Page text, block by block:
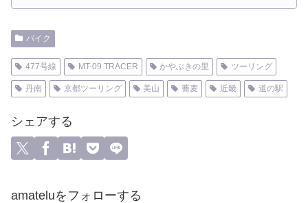
バイク
477号線 MT-09 TRACER かやぶきの里 ツーリング
丹南 京都ツーリング 美山 蕎麦 近畿 道の駅
シェアする
amateluをフォローする